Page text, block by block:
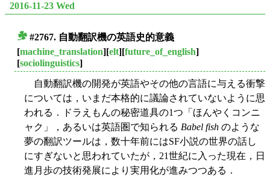
2016-11-23 Wed
#2767. 自動翻訳機の英語史的意義
[machine_translation][elt][future_of_english]
[sociolinguistics]
自動翻訳機の開発が英語やその他の言語に与える衝撃
については，いまだ本格的に議論されていないように思
われる．ドラえもんの秘密道具の1つ「ほんやくコンニ
ャク」，あるいは英語圏で知られる Babel fish のような
夢の翻訳ツールは，数十年前にはSF小説の世界の話し
にすぎないと思われていたが，21世紀に入った現在，日
進月歩の技術発展により実用化が進みつつある．